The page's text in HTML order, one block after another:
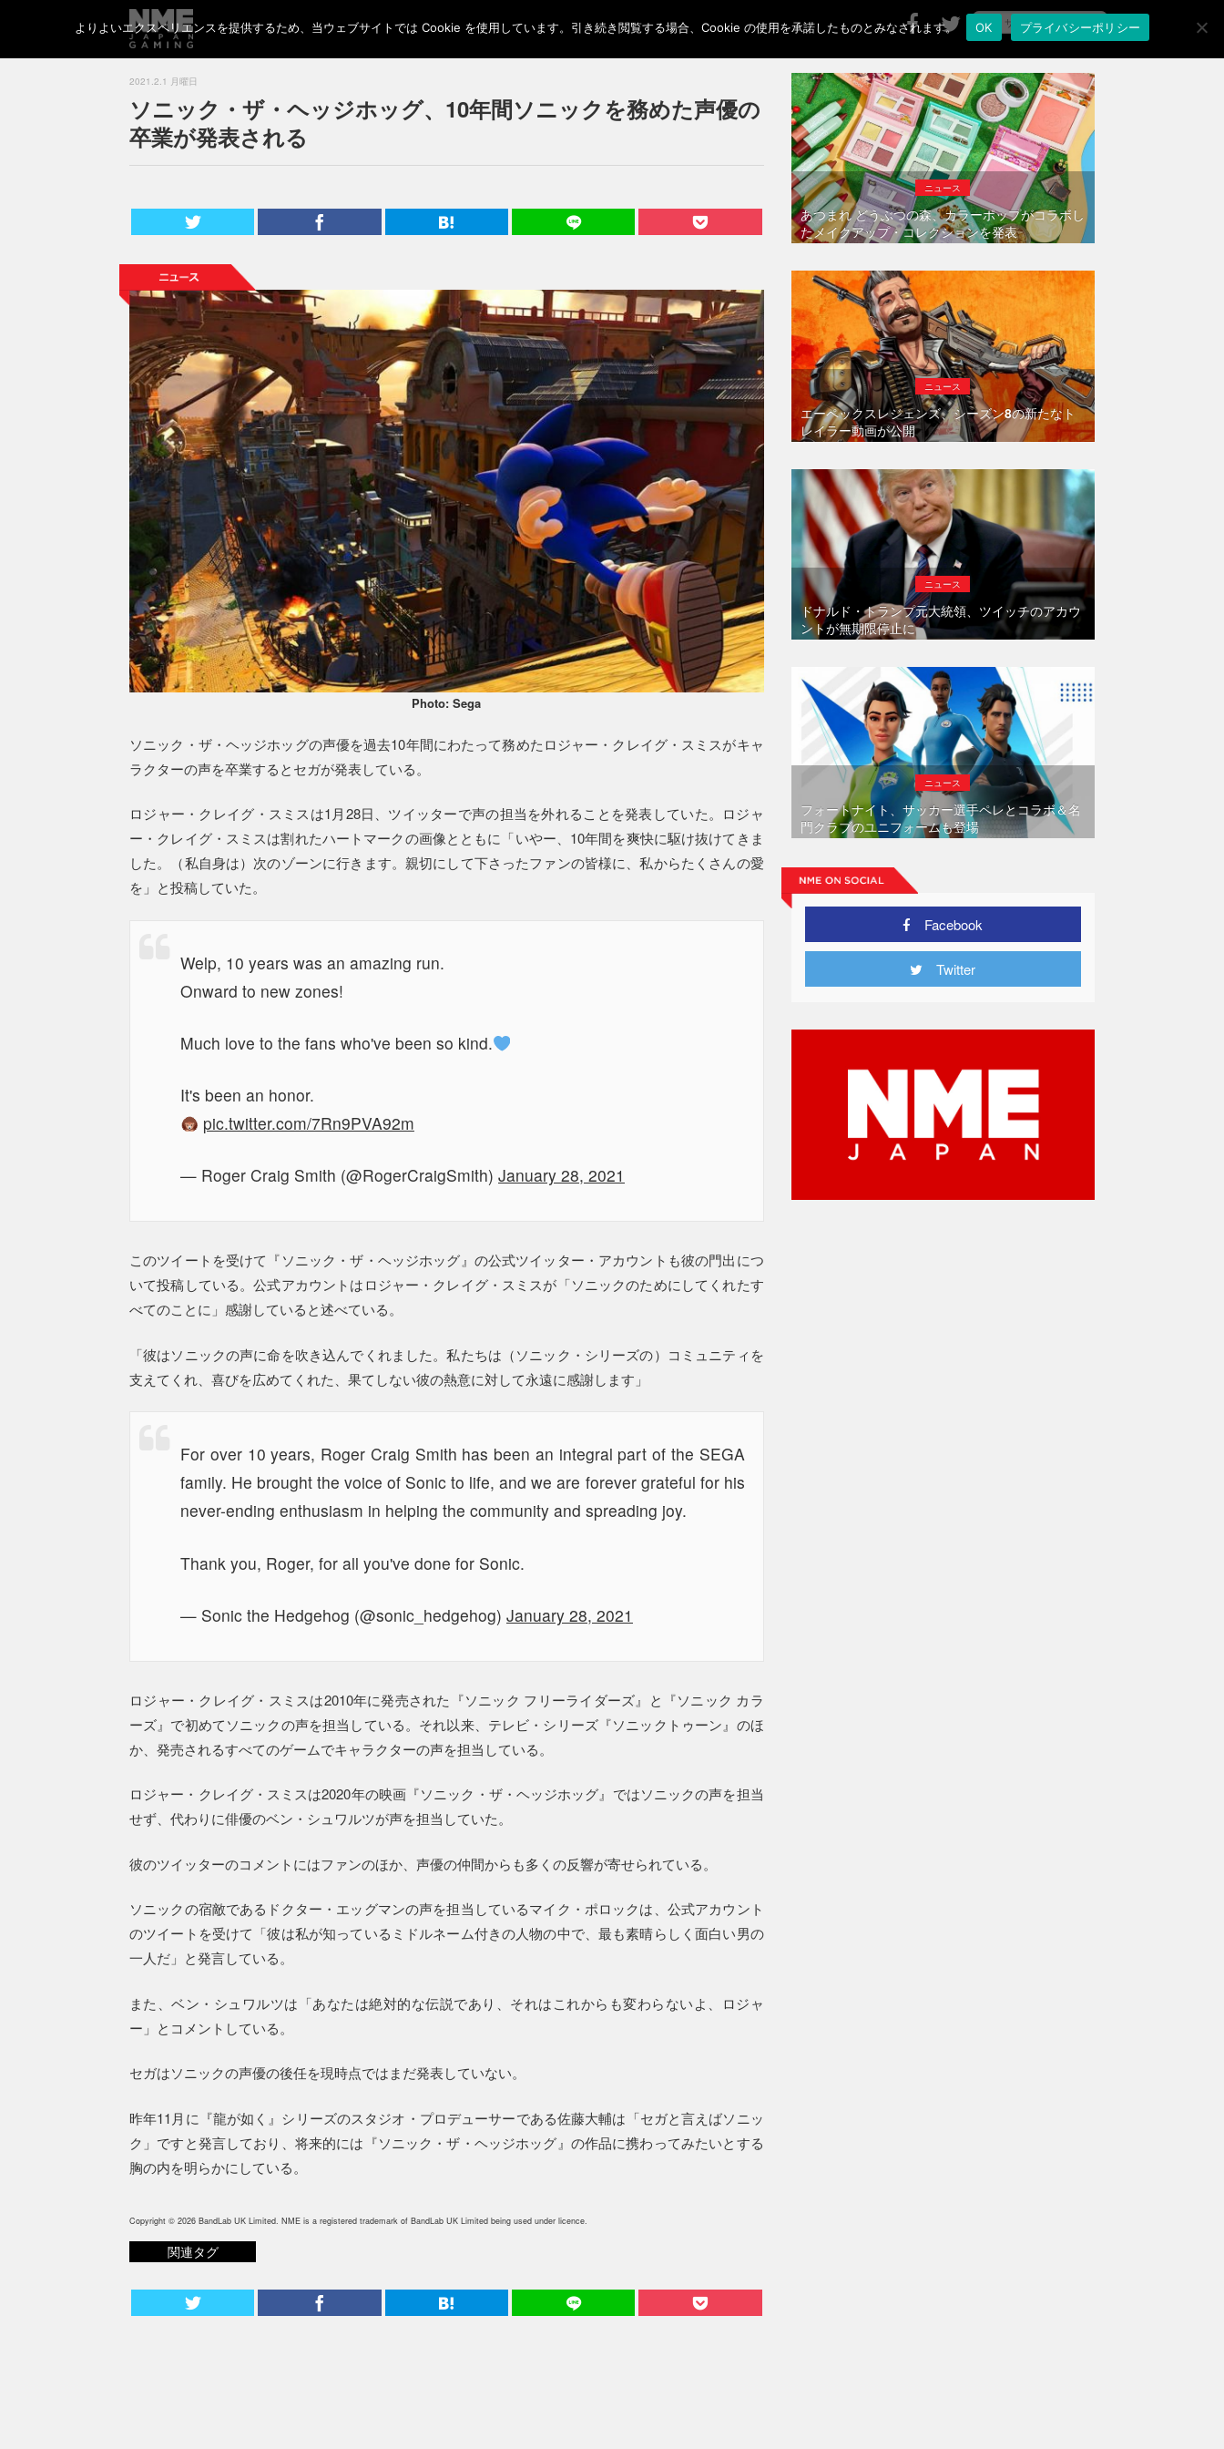
2021.2.1 月曜日
ソニック・ザ・ヘッジホッグ、10年間ソニックを務めた声優の
卒業が発表される
Photo: Sega
ソニック・ザ・ヘッジホッグの声優を過去10年間にわたって務めたロジャー・クレイグ・スミスがキャ
ラクターの声を卒業するとセガが発表している。
ロジャー・クレイグ・スミスは1月28日、ツイッターで声の担当を外れることを発表していた。ロジャ
ー・クレイグ・スミスは割れたハートマークの画像とともに「いやー、10年間を爽快に駆け抜けてきま
した。（私自身は）次のゾーンに行きます。親切にして下さったファンの皆様に、私からたくさんの愛
を」と投稿していた。
Welp, 10 years was an amazing run.
Onward to new zones!
Much love to the fans who've been so kind.
It's been an honor.
pic.twitter.com/7Rn9PVA92m
— Roger Craig Smith (@RogerCraigSmith) January 28, 2021
このツイートを受けて『ソニック・ザ・ヘッジホッグ』の公式ツイッター・アカウントも彼の門出につ
いて投稿している。公式アカウントはロジャー・クレイグ・スミスが「ソニックのためにしてくれたす
べてのことに」感謝していると述べている。
「彼はソニックの声に命を吹き込んでくれました。私たちは（ソニック・シリーズの）コミュニティを
支えてくれ、喜びを広めてくれた、果てしない彼の熱意に対して永遠に感謝します」
For over 10 years, Roger Craig Smith has been an integral part of the SEGA
family. He brought the voice of Sonic to life, and we are forever grateful for his
never-ending enthusiasm in helping the community and spreading joy.
Thank you, Roger, for all you've done for Sonic.
— Sonic the Hedgehog (@sonic_hedgehog) January 28, 2021
ロジャー・クレイグ・スミスは2010年に発売された『ソニック フリーライダーズ』と『ソニック カラ
ーズ』で初めてソニックの声を担当している。それ以来、テレビ・シリーズ『ソニックトゥーン』のほ
か、発売されるすべてのゲームでキャラクターの声を担当している。
ロジャー・クレイグ・スミスは2020年の映画『ソニック・ザ・ヘッジホッグ』ではソニックの声を担当
せず、代わりに俳優のベン・シュワルツが声を担当していた。
彼のツイッターのコメントにはファンのほか、声優の仲間からも多くの反響が寄せられている。
ソニックの宿敵であるドクター・エッグマンの声を担当しているマイク・ポロックは、公式アカウント
のツイートを受けて「彼は私が知っているミドルネーム付きの人物の中で、最も素晴らしく面白い男の
一人だ」と発言している。
また、ベン・シュワルツは「あなたは絶対的な伝説であり、それはこれからも変わらないよ、ロジャ
ー」とコメントしている。
セガはソニックの声優の後任を現時点ではまだ発表していない。
昨年11月に『龍が如く』シリーズのスタジオ・プロデューサーである佐藤大輔は「セガと言えばソニッ
ク」ですと発言しており、将来的には『ソニック・ザ・ヘッジホッグ』の作品に携わってみたいとする
胸の内を明らかにしている。
Copyright © 2026 BandLab UK Limited. NME is a registered trademark of BandLab UK Limited being used under licence.
関連タグ
ニュース
あつまれ どうぶつの森、カラーポップがコラボし
たメイクアップ・コレクションを発表
ニュース
エーペックスレジェンズ、シーズン8の新たなト
レイラー動画が公開
ニュース
ドナルド・トランプ元大統領、ツイッチのアカウ
ントが無期限停止に
ニュース
フォートナイト、サッカー選手ペレとコラボ＆名
門クラブのユニフォームも登場
Facebook
Twitter
よりよいエクスペリエンスを提供するため、当ウェブサイトでは Cookie を使用しています。引き続き閲覧する場合、Cookie の使用を承諾したものとみなされます。 OK プライバシーポリシー